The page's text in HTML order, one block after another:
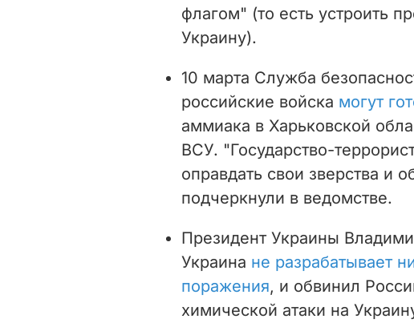
флагом" (то есть устроить
Украину).
10 марта Служба
российские войска могут
аммиака в Харьковской
ВСУ. "Государство-
оправдать свои зверства и
подчеркнули в ведомстве.
Президент Украины
Украина не разрабатывает
поражения, и обвинил
химической атаки на